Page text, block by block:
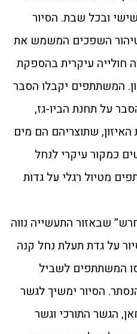
בכל שישי ובכל שבת. הסיור
טיהור השפכים המשמש את
חולייה עיקרית בהספקת
המשתתפים יקבלו הסבר
על תחנת הביו-גז,
האיזון, שתוצריהם הם מים
כמקור עיקרי לנחל
מטיול רגלי על גדות
שבאזור התעשייה נווה
על גדת תעלת נחל קנה
המשתתפים לשביל
הסיור ימשיך לגשר
הגשר התורכי וגשר